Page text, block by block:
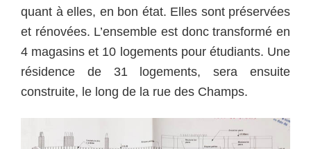
quant à elles, en bon état. Elles sont préservées
et rénovées. L’ensemble est donc transformé en
4 magasins et 10 logements pour étudiants. Une
résidence de 31 logements, sera ensuite
construite, le long de la rue des Champs.